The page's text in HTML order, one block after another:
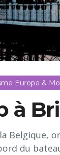
Europe &
à
Belgique,
du